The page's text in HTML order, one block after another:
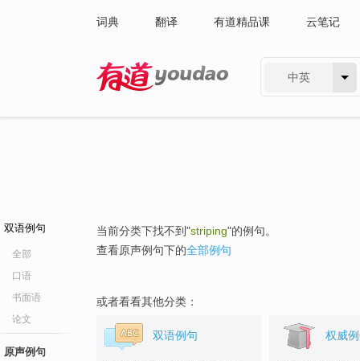
词典 翻译 有道精品课 云笔记
中英
双语例句
全部
口语
书面语
论文
原声例句
当前分类下找不到"striping"的例句。
查看原声例句下的全部例句
或者看看其他分类：
双语例句 权威